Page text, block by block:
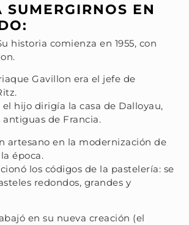
SUMERGIRNOS EN
historia comienza en 1955, con
Gavillon era el jefe de
hijo dirigía la casa de Dalloyau,
antiguas de Francia.
artesano en la modernización de
época.
los códigos de la pastelería: se
redondos, grandes y
en su nueva creación (el